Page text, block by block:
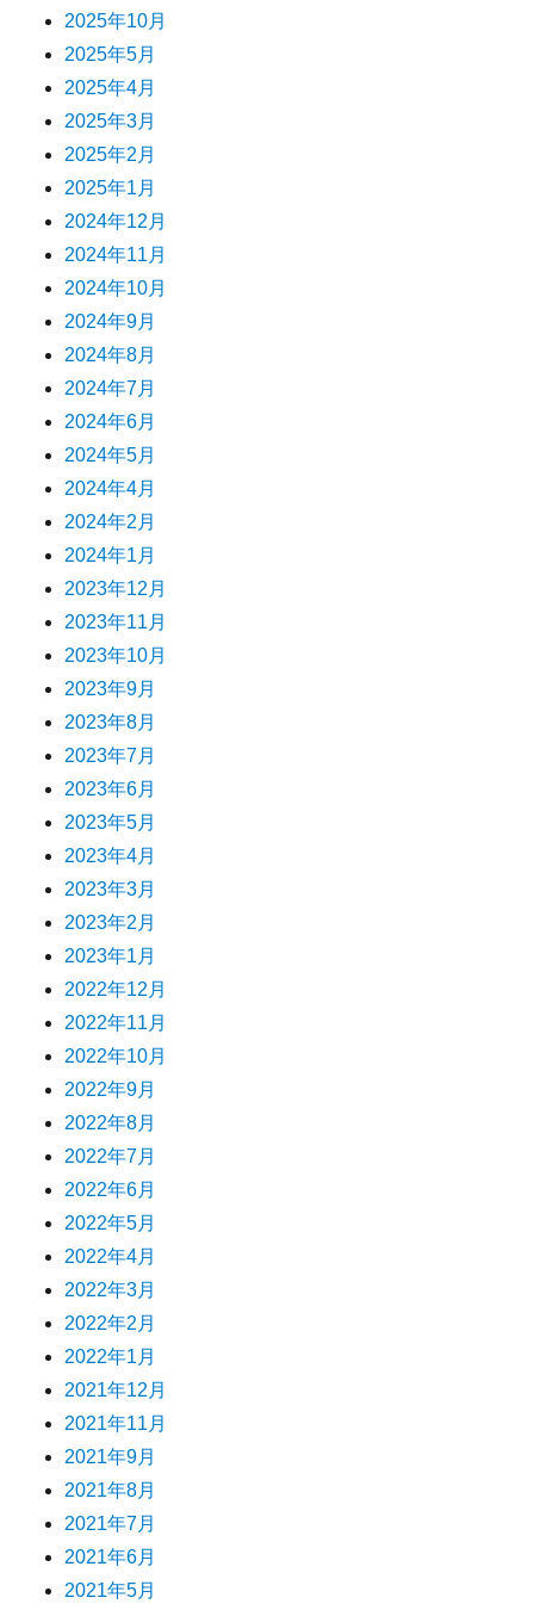
2025年10月
2025年5月
2025年4月
2025年3月
2025年2月
2025年1月
2024年12月
2024年11月
2024年10月
2024年9月
2024年8月
2024年7月
2024年6月
2024年5月
2024年4月
2024年2月
2024年1月
2023年12月
2023年11月
2023年10月
2023年9月
2023年8月
2023年7月
2023年6月
2023年5月
2023年4月
2023年3月
2023年2月
2023年1月
2022年12月
2022年11月
2022年10月
2022年9月
2022年8月
2022年7月
2022年6月
2022年5月
2022年4月
2022年3月
2022年2月
2022年1月
2021年12月
2021年11月
2021年9月
2021年8月
2021年7月
2021年6月
2021年5月